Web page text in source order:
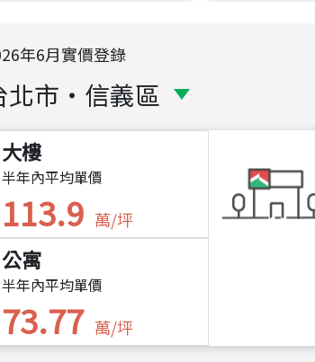
年6月實價登錄
北市 ・ 信義區
大樓
半年內平均單價
113.9 萬/坪
公寓
半年內平均單價
73.77 萬/坪